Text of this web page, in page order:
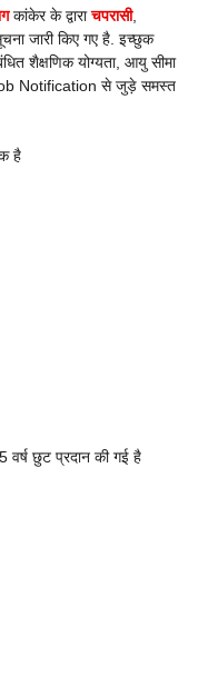
कांकेर के द्वाराचपरासी,
जारी किए गए है. इच्छुक
शैक्षणिक योग्यता, आयु सीमा
Notification से जुड़े समस्त
है
वर्ष छुट प्रदान की गई है